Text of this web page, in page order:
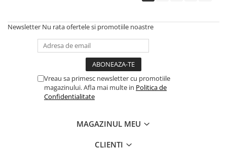
Newsletter Nu rata ofertele si promotiile noastre
Vreau sa primesc newsletter cu promotiile
magazinului. Afla mai multe in Politica de
Confidentialitate
MAGAZINUL MEU
CLIENTI